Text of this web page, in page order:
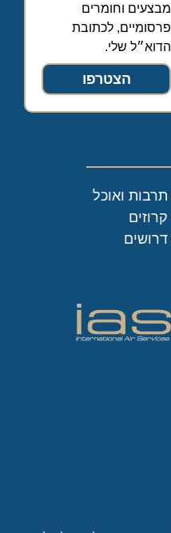
מבצעים וחומרים
פרסומיים, לכתובת
הדוא״ל שלי.
הצטרפו
תרבות ואוכל
קרוזים
דרושים